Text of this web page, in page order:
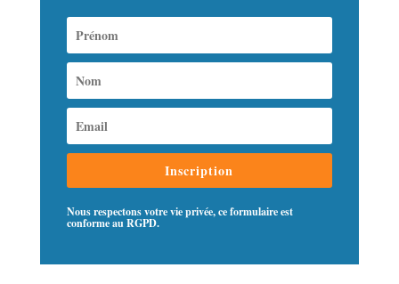
Inscription
Nous respectons votre vie privée, ce formulaire est
conforme au RGPD.